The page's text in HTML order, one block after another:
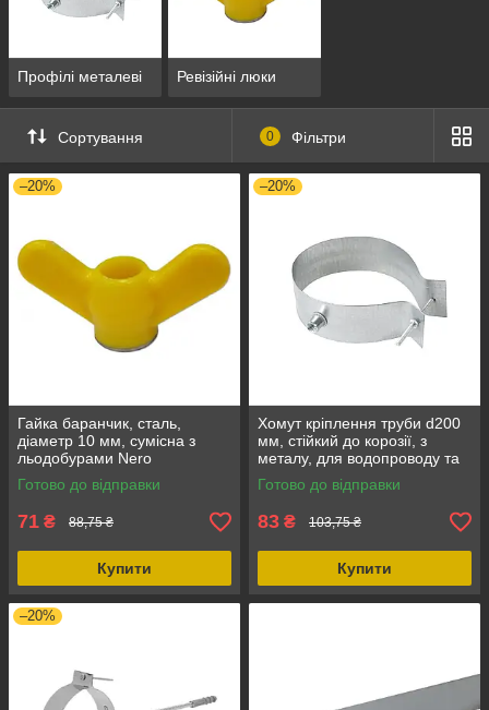
Профілі металеві Ревізійні люки
Сортування 0 Фільтри
–20%
Гайка баранчик, сталь,
діаметр 10 мм, сумісна з
льодобурами Nero
Готово до відправки
71 ₴ 88,75 ₴
Купити
–20%
Хомут кріплення труби d200
мм, стійкий до корозії, з
металу, для водопроводу та
опалення
Готово до відправки
83 ₴ 103,75 ₴
Купити
–20%